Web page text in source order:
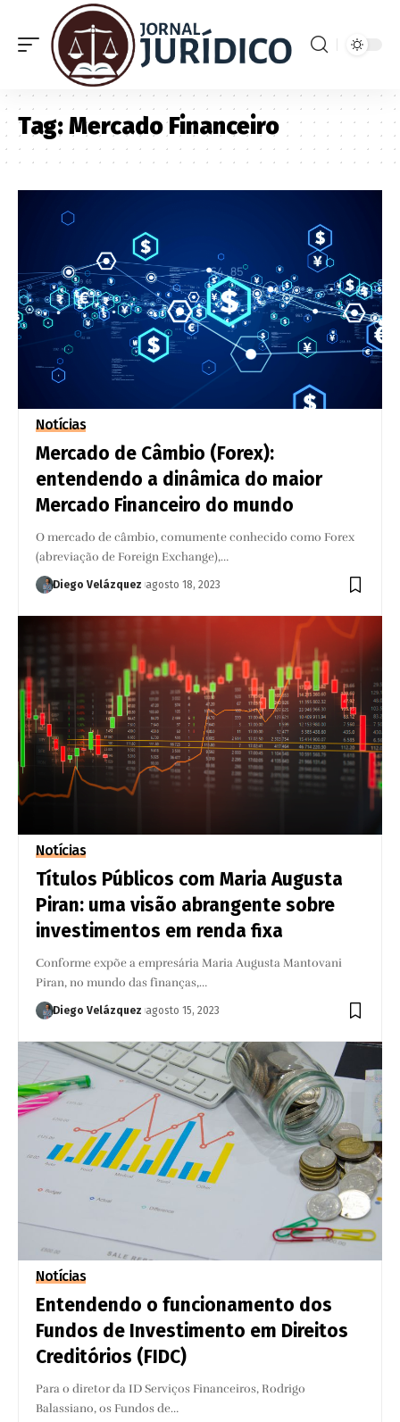
Tag:Mercado Financeiro
Notícias
Mercado de Câmbio (Forex):
entendendo a dinâmica do maior
Mercado Financeiro do mundo
O mercado de câmbio, comumente conhecido como Forex
(abreviação de Foreign Exchange),…
Diego Velázquez agosto 18, 2023
Notícias
Títulos Públicos com Maria Augusta
Piran: uma visão abrangente sobre
investimentos em renda fixa
Conforme expõe a empresária Maria Augusta Mantovani
Piran, no mundo das finanças,…
Diego Velázquez agosto 15, 2023
Notícias
Entendendo o funcionamento dos
Fundos de Investimento em Direitos
Creditórios (FIDC)
Para o diretor da ID Serviços Financeiros, Rodrigo
Balassiano, os Fundos de…